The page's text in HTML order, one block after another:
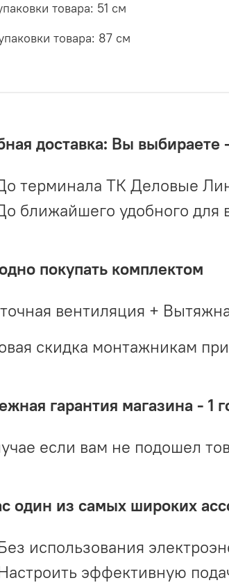
товара: 51 см
товара: 87 см
доставка: Вы
терминала ТК Деловые
ближайшего удобного для
покупать комплектом
вентиляция +
скидка монтажникам
гарантия магазина - 1
если вам не подошел
один из самых широких
использования
эффективную